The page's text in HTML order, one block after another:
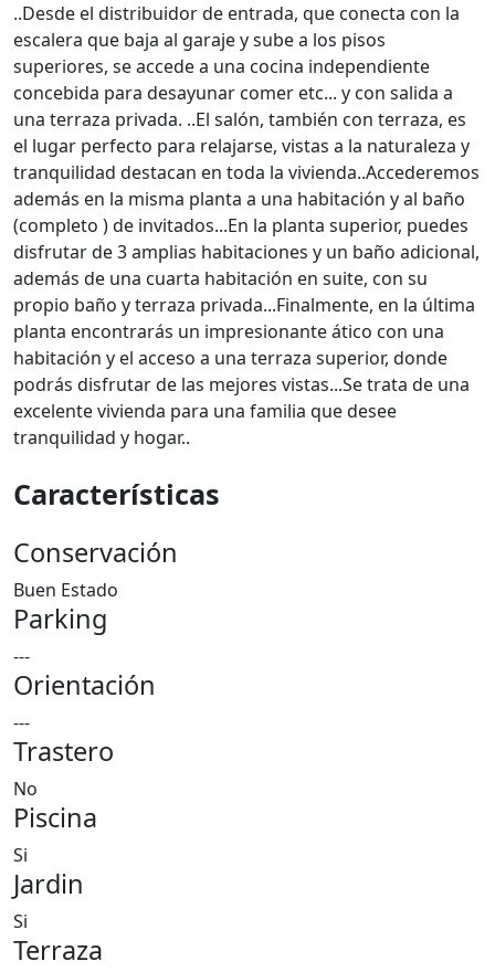
..Desde el distribuidor de entrada, que conecta con la
escalera que baja al garaje y sube a los pisos
superiores, se accede a una cocina independiente
concebida para desayunar comer etc... y con salida a
una terraza privada. ..El salón, también con terraza, es
el lugar perfecto para relajarse, vistas a la naturaleza y
tranquilidad destacan en toda la vivienda..Accederemos
además en la misma planta a una habitación y al baño
(completo ) de invitados...En la planta superior, puedes
disfrutar de 3 amplias habitaciones y un baño adicional,
además de una cuarta habitación en suite, con su
propio baño y terraza privada...Finalmente, en la última
planta encontrarás un impresionante ático con una
habitación y el acceso a una terraza superior, donde
podrás disfrutar de las mejores vistas...Se trata de una
excelente vivienda para una familia que desee
tranquilidad y hogar..
Características
Conservación
Buen Estado
Parking
---
Orientación
---
Trastero
No
Piscina
Si
Jardin
Si
Terraza